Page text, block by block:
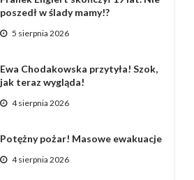
poszedł w ślady mamy!?
5 sierpnia 2026
Ewa Chodakowska przytyła! Szok,
jak teraz wygląda!
4 sierpnia 2026
Potężny pożar! Masowe ewakuacje
4 sierpnia 2026